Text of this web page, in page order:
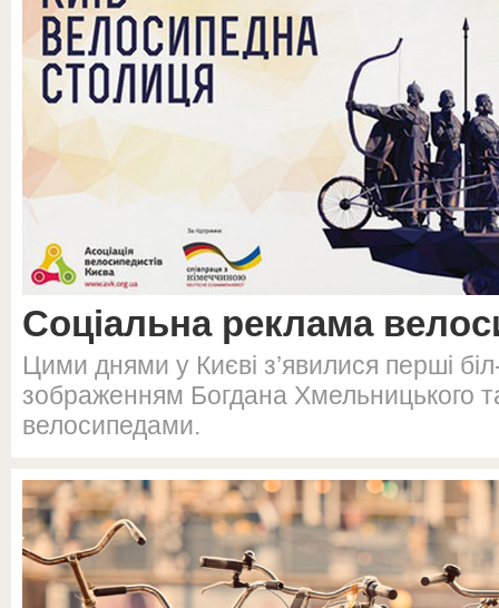
Соціальна реклама
Цими днями у Києві з’явилися перші
зображенням Богдана Хмельницького
велосипедами.